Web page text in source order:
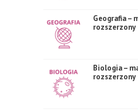
Geografia –
rozszerzony
Biologia –
rozszerzony